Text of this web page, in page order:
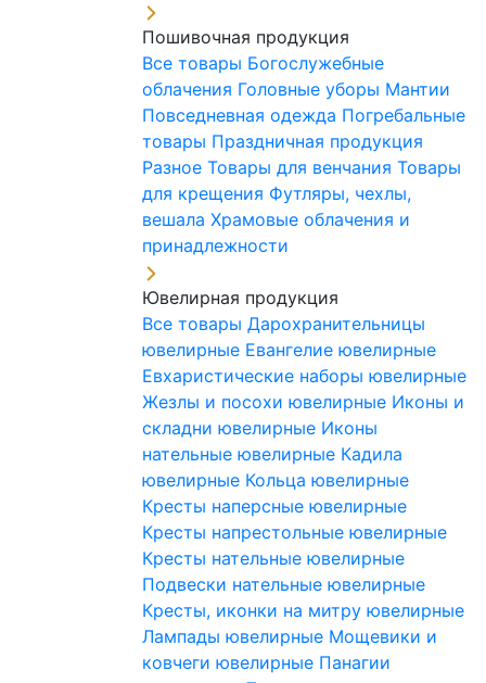
Пошивочная продукция
Все товары Богослужебные
облачения Головные уборы Мантии
Повседневная одежда Погребальные
товары Праздничная продукция
Разное Товары для венчания Товары
для крещения Футляры, чехлы,
вешала Храмовые облачения и
принадлежности
Ювелирная продукция
Все товары Дарохранительницы
ювелирные Евангелие ювелирные
Евхаристические наборы ювелирные
Жезлы и посохи ювелирные Иконы и
складни ювелирные Иконы
нательные ювелирные Кадила
ювелирные Кольца ювелирные
Кресты наперсные ювелирные
Кресты напрестольные ювелирные
Кресты нательные ювелирные
Подвески нательные ювелирные
Кресты, иконки на митру ювелирные
Лампады ювелирные Мощевики и
ковчеги ювелирные Панагии